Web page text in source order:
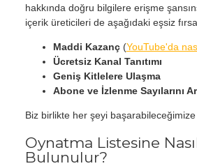
hakkında doğru bilgilere erişme
içerik üreticileri de aşağıdaki eşsiz
Maddi Kazanç(YouTube'da
Ücretsiz Kanal Tanıtımı
Geniş Kitlelere Ulaşma
Abone ve İzlenme Sayılarını
Biz birlikte her şeyi başarabileceğimize
Oynatma Listesine
Bulunulur?